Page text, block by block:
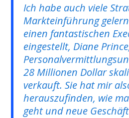
Ich habe auch viele
Markteinführung
einen fantastischen
eingestellt, Diane
28 Millionen Dollar
verkauft. Sie hat mir
herauszufinden, wie
geht und neue